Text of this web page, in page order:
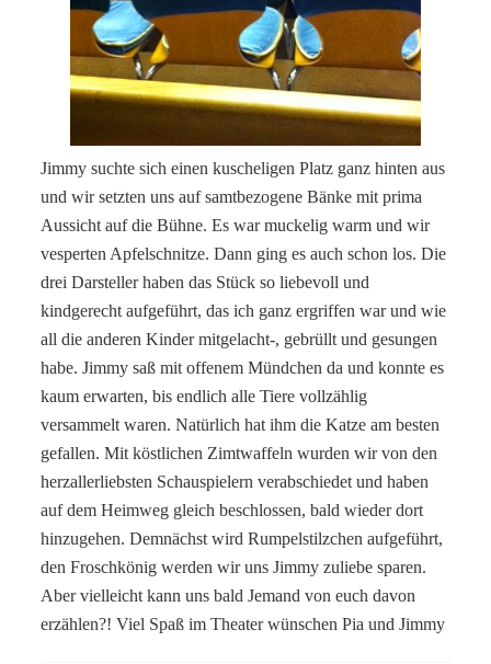
Jimmy suchte sich einen kuscheligen Platz ganz hinten aus
und wir setzten uns auf samtbezogene Bänke mit prima
Aussicht auf die Bühne. Es war muckelig warm und wir
vesperten Apfelschnitze. Dann ging es auch schon los. Die
drei Darsteller haben das Stück so liebevoll und
kindgerecht aufgeführt, das ich ganz ergriffen war und wie
all die anderen Kinder mitgelacht-, gebrüllt und gesungen
habe. Jimmy saß mit offenem Mündchen da und konnte es
kaum erwarten, bis endlich alle Tiere vollzählig
versammelt waren. Natürlich hat ihm die Katze am besten
gefallen. Mit köstlichen Zimtwaffeln wurden wir von den
herzallerliebsten Schauspielern verabschiedet und haben
auf dem Heimweg gleich beschlossen, bald wieder dort
hinzugehen. Demnächst wird Rumpelstilzchen aufgeführt,
den Froschkönig werden wir uns Jimmy zuliebe sparen.
Aber vielleicht kann uns bald Jemand von euch davon
erzählen?! Viel Spaß im Theater wünschen Pia und Jimmy